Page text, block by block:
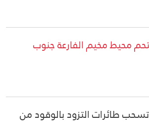
محيط مخيم الفارعة جنوب
تسحب طائرات التزود بالوقود من